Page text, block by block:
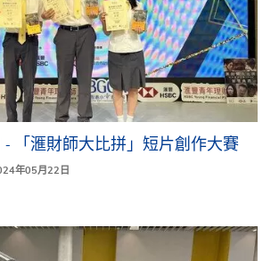
- 「滙財師大比拼」短片創作大賽
年05月22日